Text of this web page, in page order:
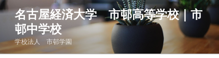
コ
ン
ツ
名古屋経済大学 市邨高等学校｜市
邨中学校
学校法人 市邨学園